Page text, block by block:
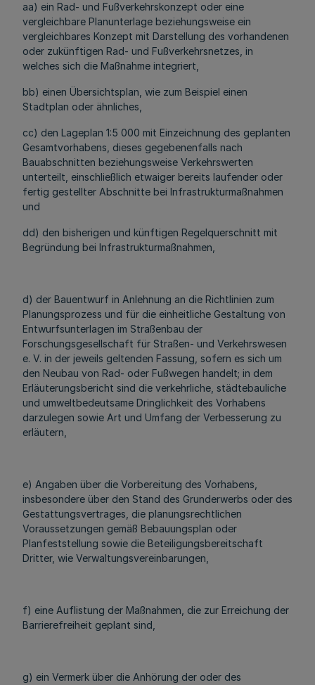
aa) ein Rad- und Fußverkehrskonzept oder eine
vergleichbare Planunterlage beziehungsweise ein
vergleichbares Konzept mit Darstellung des vorhandenen
oder zukünftigen Rad- und Fußverkehrsnetzes, in
welches sich die Maßnahme integriert,
bb) einen Übersichtsplan, wie zum Beispiel einen
Stadtplan oder ähnliches,
cc) den Lageplan 1:5 000 mit Einzeichnung des geplanten
Gesamtvorhabens, dieses gegebenenfalls nach
Bauabschnitten beziehungsweise Verkehrswerten
unterteilt, einschließlich etwaiger bereits laufender oder
fertig gestellter Abschnitte bei Infrastrukturmaßnahmen
und
dd) den bisherigen und künftigen Regelquerschnitt mit
Begründung bei Infrastrukturmaßnahmen,
d) der Bauentwurf in Anlehnung an die Richtlinien zum
Planungsprozess und für die einheitliche Gestaltung von
Entwurfsunterlagen im Straßenbau der
Forschungsgesellschaft für Straßen- und Verkehrswesen
e. V. in der jeweils geltenden Fassung, sofern es sich um
den Neubau von Rad- oder Fußwegen handelt; in dem
Erläuterungsbericht sind die verkehrliche, städtebauliche
und umweltbedeutsame Dringlichkeit des Vorhabens
darzulegen sowie Art und Umfang der Verbesserung zu
erläutern,
e) Angaben über die Vorbereitung des Vorhabens,
insbesondere über den Stand des Grunderwerbs oder des
Gestattungsvertrages, die planungsrechtlichen
Voraussetzungen gemäß Bebauungsplan oder
Planfeststellung sowie die Beteiligungsbereitschaft
Dritter, wie Verwaltungsvereinbarungen,
f) eine Auflistung der Maßnahmen, die zur Erreichung der
Barrierefreiheit geplant sind,
g) ein Vermerk über die Anhörung der oder des